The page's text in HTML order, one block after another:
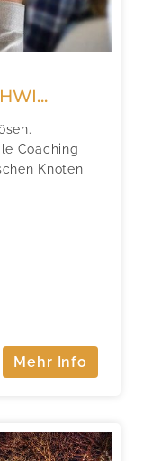
Coaching
Knoten
Mehr Info